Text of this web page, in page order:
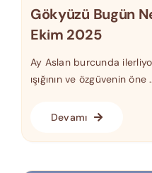
Gökyüzü Bugün
Ekim 2025
Ay Aslan burcunda ilerliyor.
ışığının ve özgüvenin öne
Devamı